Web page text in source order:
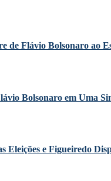
de Flávio Bolsonaro ao
Bolsonaro em Uma
Eleições e Figueiredo